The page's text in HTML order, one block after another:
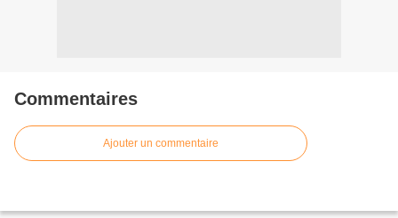
Commentaires
Ajouter un commentaire